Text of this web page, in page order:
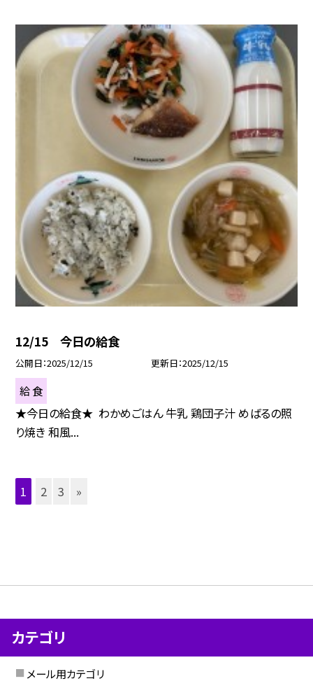
12/15 今日の給食
公開日 2025/12/15 更新日 2025/12/15
給 食
★今日の給食★ わかめごはん 牛乳 鶏団子汁 めばるの照
り焼き 和風...
1 2 3 »
カテゴリ
メール用カテゴリ